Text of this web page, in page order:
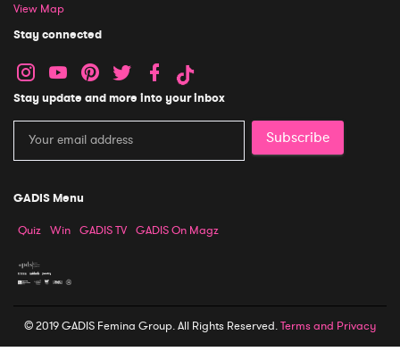
View Map
Stay connected
Stay update and more into your inbox
Subscribe
GADIS Menu
Quiz Win GADIS TV GADIS On Magz
© 2019 GADIS Femina Group. All Rights Reserved.Terms and Privacy